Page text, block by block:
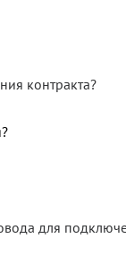
контракта?
для